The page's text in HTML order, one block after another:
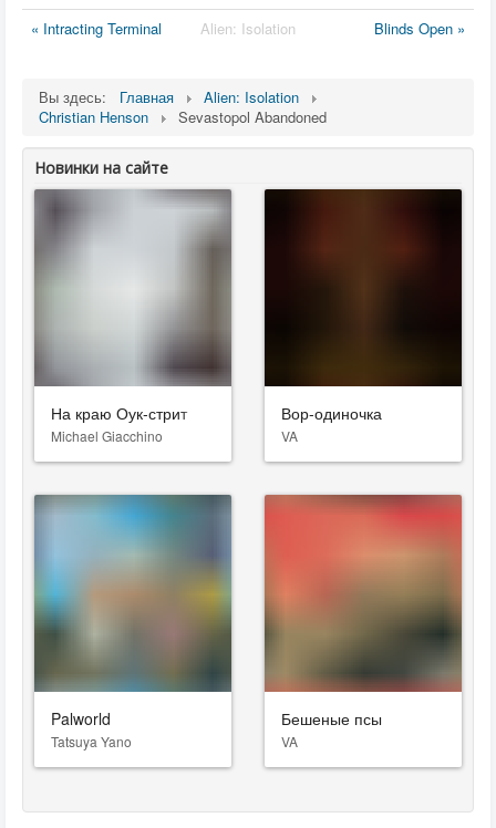
« Intracting Terminal Alien: Isolation Blinds Open »
Вы здесь: Главная
Alien: Isolation
Christian Henson
Sevastopol Abandoned
Новинки на сайте
На краю Оук-стрит
Michael Giacchino
Вор-одиночка
VA
Palworld
Tatsuya Yano
Бешеные псы
VA